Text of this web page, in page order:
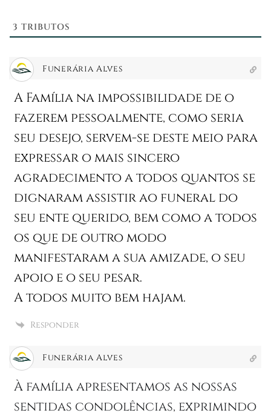
3 TRIBUTOS
Funerária Alves
A Família na impossibilidade de o
fazerem pessoalmente, como seria
seu desejo, servem-se deste meio para
expressar o mais sincero
agradecimento a todos quantos se
dignaram assistir ao funeral do
seu ente querido, bem como a todos
os que de outro modo
manifestaram a sua amizade, o seu
apoio e o seu pesar.
A todos muito bem hajam.
Responder
Funerária Alves
À família apresentamos as nossas
sentidas condolências, exprimindo